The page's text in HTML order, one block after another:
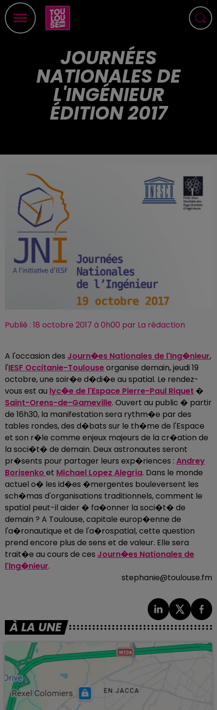
JOURNÉES
NATIONALES DE
L'INGÉNIEUR
ÉDITION 2017
Publié : 18 octobre 2017 à 0h00 par La rédaction
A l'occasion des Journ�es Nationales de l'Ing�nieur,
l'IESF Occitanie-Toulouseorganise demain, jeudi 19
octobre, une soir�e d�di�e au spatial. Le rendez-
vous est au lyc�e de l'Espace Pierre-Paul Riquet �
Saint-Orens-de-Gameville. Ouvert au public � partir
de 16h30, la manifestation sera rythm�e par des
tables rondes, des d�bats sur le th�me de l'Espace
et son r�le comme enjeux majeurs de la cr�ation de
la soci�t� de demain. Deux astronautes seront
pr�sents pour partager leurs exp�riences : Andrey
Borisenko et Michael Lopez Alegria. Dans le monde
actuel o� les id�es �mergentes bouleversent les
sch�mas d'organisations traditionnels, comment le
spatial peut-il aider � fa�onner la soci�t� de
demain ? A Toulouse, capitale europ�enne de
l'a�ronautique et de l'a�rospatial, cette question
prend encore plus de sens et de valeur. Elle sera
trait�e au cours de ces Journ�es Nationales de
l'Ing�nieur.
stephanie@toulouse.fm
À LA UNE